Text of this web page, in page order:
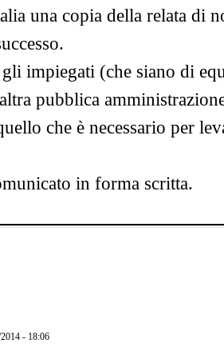
una copia della relata di
impiegati (che siano di
pubblica
che è necessario per
in forma scritta.
- 18:06